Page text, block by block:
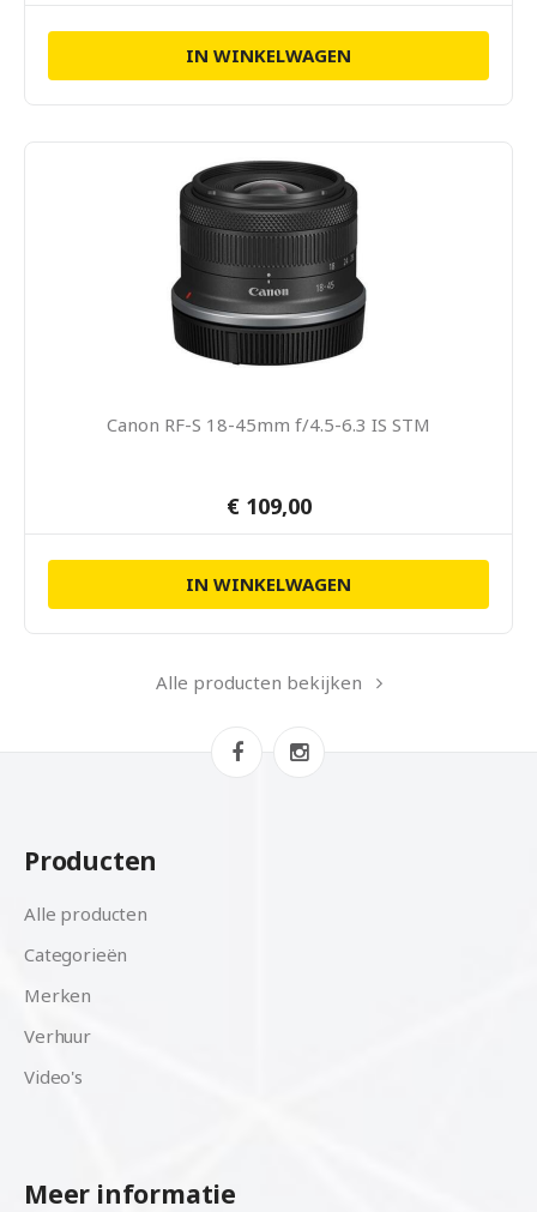
IN WINKELWAGEN
Canon RF-S 18-45mm f/4.5-6.3 IS STM
€ 109,00
IN WINKELWAGEN
Alle producten bekijken
Producten
Alle producten
Categorieën
Merken
Verhuur
Video's
Meer informatie